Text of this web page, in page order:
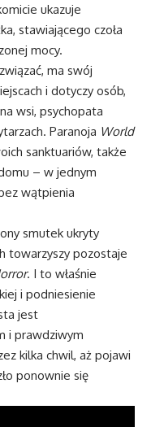
ukazuje
stawiającego czoła
mocy.
ma swój
i dotyczy osób,
wsi, psychopata
Paranoja World
sanktuariów, także
– w jednym
wątpienia
smutek ukryty
towarzyszy pozostaje
. I to właśnie
i podniesienie
jest
i prawdziwym
kilka chwil, aż pojawi
ponownie się